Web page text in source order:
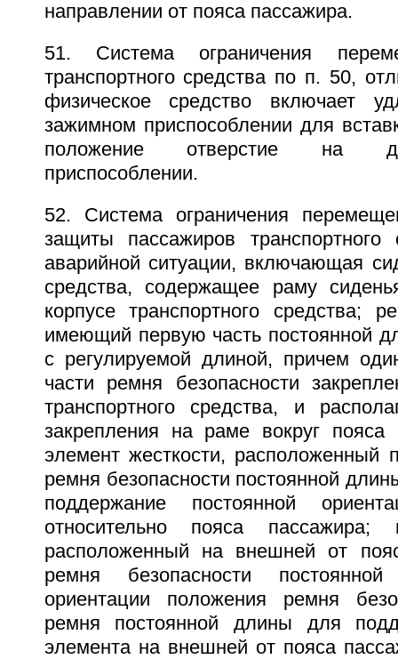
направлении от пояса пассажира.
51. Система ограничения
транспортного средства по п. 50,
физическое средство включает
зажимном приспособлении для
положение отверстие на
приспособлении.
52. Система ограничения
защиты пассажиров
аварийной ситуации, включающая
средства, содержащее раму
корпусе транспортного средства;
имеющий первую часть постоянной
с регулируемой длиной, причем
части ремня безопасности
транспортного средства, и
закрепления на раме вокруг пояса
элемент жесткости, расположенный
ремня безопасности постоянной
поддержание постоянной
относительно пояса пассажира;
расположенный на внешней от
ремня безопасности
ориентации положения ремня
ремня постоянной длины для
элемента на внешней от пояса